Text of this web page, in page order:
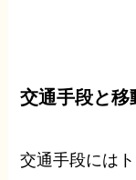
交通手段と移
交通手段には